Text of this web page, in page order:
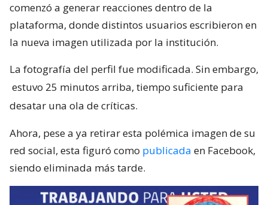
comenzó a generar reacciones dentro de la
plataforma, donde distintos usuarios escribieron en
la nueva imagen utilizada por la institución.
La fotografía del perfil fue modificada. Sin embargo,
estuvo 25 minutos arriba, tiempo suficiente para
desatar una ola de críticas.
Ahora, pese a ya retirar esta polémica imagen de su
red social, esta figuró como publicada en Facebook,
siendo eliminada más tarde.